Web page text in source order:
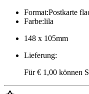
Format:Postkarte
Farbe:lila
148 x 105mm
Lieferung:
Für € 1,00 können